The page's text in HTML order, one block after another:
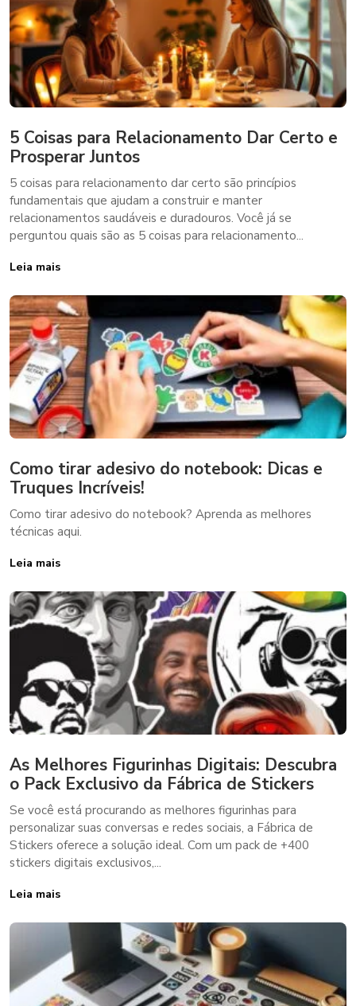
5 Coisas para Relacionamento Dar Certo e
Prosperar Juntos
5 coisas para relacionamento dar certo são princípios
fundamentais que ajudam a construir e manter
relacionamentos saudáveis e duradouros. Você já se
perguntou quais são as 5 coisas para relacionamento...
Leia mais
Como tirar adesivo do notebook: Dicas e
Truques Incríveis!
Como tirar adesivo do notebook? Aprenda as melhores
técnicas aqui.
Leia mais
As Melhores Figurinhas Digitais: Descubra
o Pack Exclusivo da Fábrica de Stickers
Se você está procurando as melhores figurinhas para
personalizar suas conversas e redes sociais, a Fábrica de
Stickers oferece a solução ideal. Com um pack de +400
stickers digitais exclusivos,...
Leia mais